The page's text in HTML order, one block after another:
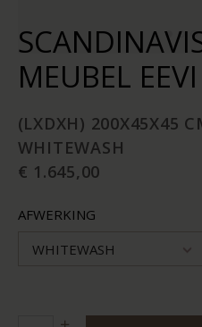
MEUBEL EEVI
(LXDXH) 200X45X45
WHITEWASH
€ 1.645,00
AFWERKING
WHITEWASH